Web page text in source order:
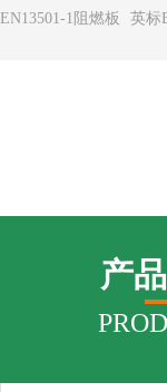
EN13501-1阻燃板
英标
产